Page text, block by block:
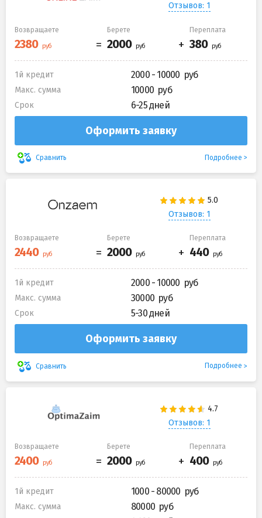
Отзывов: 1
Возвращаете Берете Переплата
1й кредит 2000 - 10000
Макс. сумма 10000
Срок 6-25 дней
Оформить заявку
Сравнить Подробнее
Отзывов: 1
Возвращаете Берете Переплата
1й кредит 2000 - 10000
Макс. сумма 30000
Срок 5-30 дней
Оформить заявку
Сравнить Подробнее
Отзывов: 1
Возвращаете Берете Переплата
1й кредит 1000 - 80000
Макс. сумма 80000